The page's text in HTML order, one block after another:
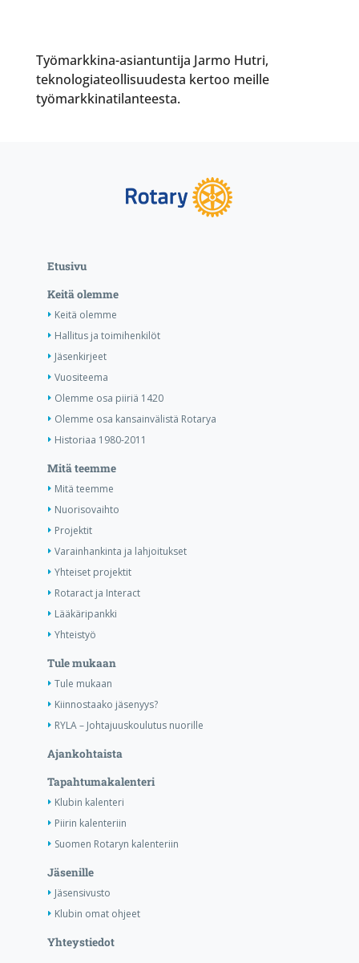
Työmarkkina-asiantuntija Jarmo Hutri,
teknologiateollisuudesta kertoo meille
työmarkkinatilanteesta.
Etusivu
Keitä olemme
Keitä olemme
Hallitus ja toimihenkilöt
Jäsenkirjeet
Vuositeema
Olemme osa piiriä 1420
Olemme osa kansainvälistä Rotarya
Historiaa 1980-2011
Mitä teemme
Mitä teemme
Nuorisovaihto
Projektit
Varainhankinta ja lahjoitukset
Yhteiset projektit
Rotaract ja Interact
Lääkäripankki
Yhteistyö
Tule mukaan
Tule mukaan
Kiinnostaako jäsenyys?
RYLA – Johtajuuskoulutus nuorille
Ajankohtaista
Tapahtumakalenteri
Klubin kalenteri
Piirin kalenteriin
Suomen Rotaryn kalenteriin
Jäsenille
Jäsensivusto
Klubin omat ohjeet
Yhteystiedot